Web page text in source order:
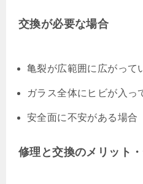
交換が必要な場合
亀裂が広範囲に広がって
ガラス全体にヒビが入っ
安全面に不安がある場合
修理と交換のメリット